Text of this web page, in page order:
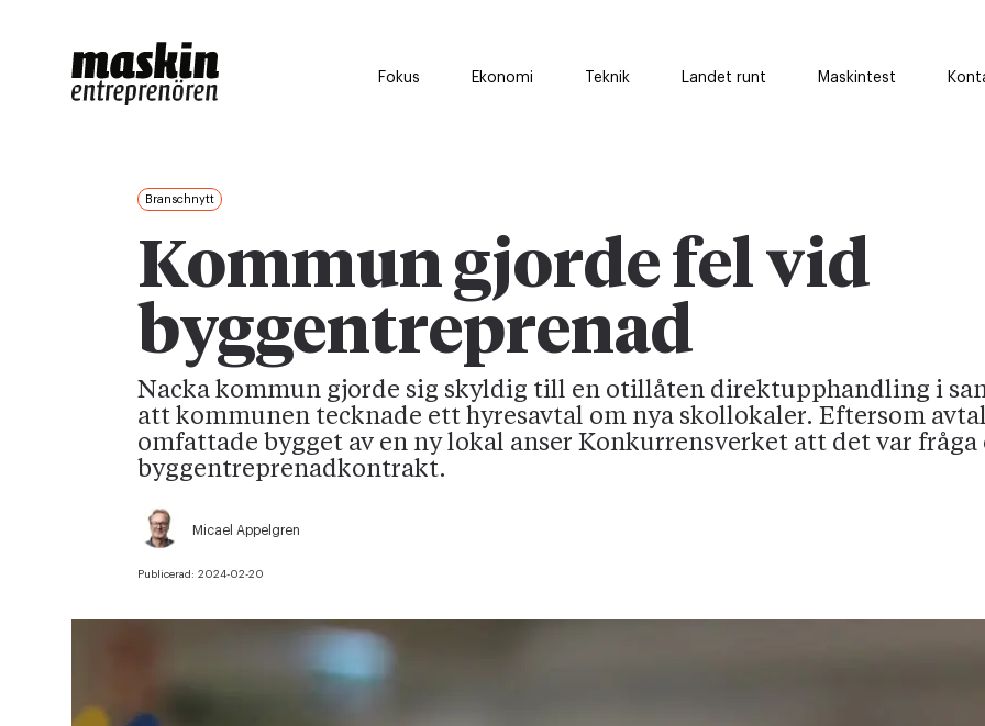
Fokus Ekonomi Teknik Landet runt Maskintest
Branschnytt
Kommun gjorde fel vid
byggentreprenad
Nacka kommun gjorde sig skyldig till en otillåten direktupphandling i
att kommunen tecknade ett hyresavtal om nya skollokaler. Eftersom
omfattade bygget av en ny lokal anser Konkurrensverket att det var fråga
byggentreprenadkontrakt.
Micael Appelgren
Publicerad: 2024-02-20